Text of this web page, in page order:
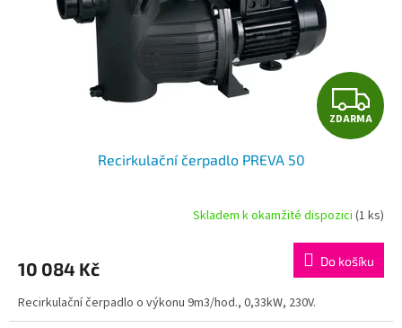
Z
D
R
M
A
ZDARMA
Recirkulační čerpadlo PREVA 50
Skladem k okamžité dispozici (1 ks)
10 084 Kč Do košíku
Recirkulační čerpadlo o výkonu 9m3/hod., 0,33kW, 230V.